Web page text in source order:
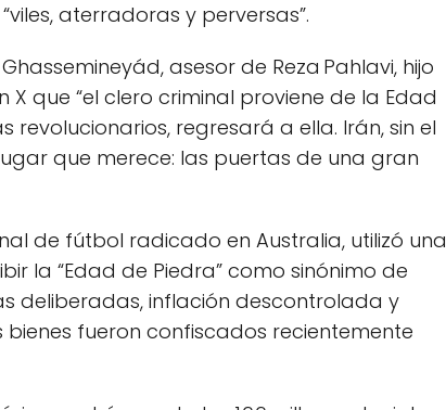
aterradoras y perversas”.
asesor de Reza Pahlavi, hijo
X que “el clero criminal proviene de la Edad
revolucionarios, regresará a ella. Irán, sin el
que merece: las puertas de una gran
de fútbol radicado en Australia, utilizó una
la “Edad de Piedra” como sinónimo de
deliberadas, inflación descontrolada y
fueron confiscados recientemente